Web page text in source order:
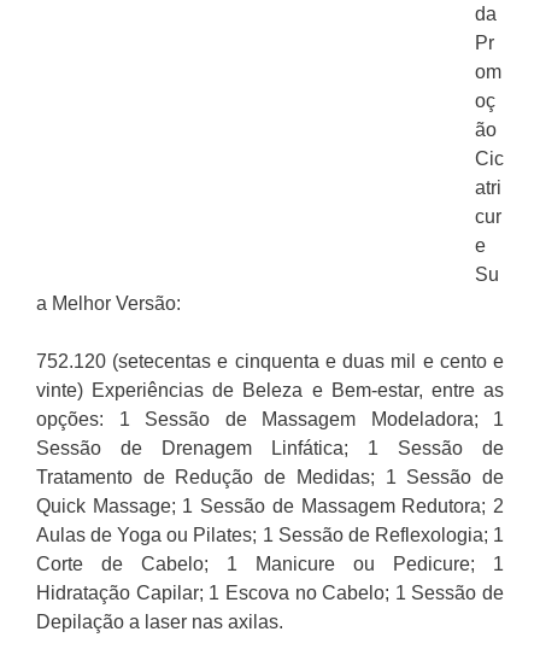
da
Pr
om
oç
ão
Cic
atri
cur
e
Su
a Melhor Versão:
752.120 (setecentas e cinquenta e duas mil e cento e
vinte) Experiências de Beleza e Bem-estar, entre as
opções: 1 Sessão de Massagem Modeladora; 1
Sessão de Drenagem Linfática; 1 Sessão de
Tratamento de Redução de Medidas; 1 Sessão de
Quick Massage; 1 Sessão de Massagem Redutora; 2
Aulas de Yoga ou Pilates; 1 Sessão de Reflexologia; 1
Corte de Cabelo; 1 Manicure ou Pedicure; 1
Hidratação Capilar; 1 Escova no Cabelo; 1 Sessão de
Depilação a laser nas axilas.